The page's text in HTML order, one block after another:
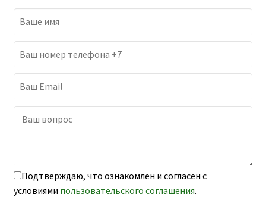
Подтверждаю, что ознакомлен и согласен с
условиями пользовательского соглашения.